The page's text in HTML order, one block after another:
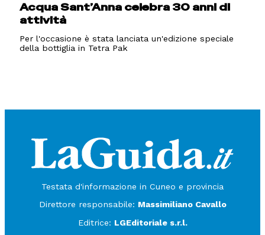
Acqua Sant’Anna celebra 30 anni di
attività
Per l'occasione è stata lanciata un'edizione speciale
della bottiglia in Tetra Pak
Testata d'informazione in Cuneo e provincia
Direttore responsabile: Massimiliano Cavallo
Editrice: LGEditoriale s.r.l.